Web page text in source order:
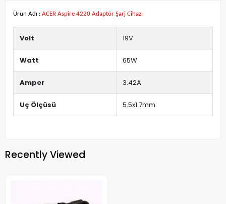
Ürün Adı : ACER Aspire 4220 Adaptör Şarj Cihazı
Volt 19V
Watt 65W
Amper 3.42A
Uç Ölçüsü 5.5x1.7mm
Recently Viewed